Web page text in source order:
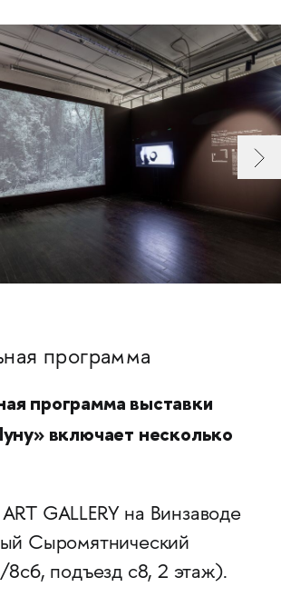
программа
программа выставки
включает несколько
GALLERY на Винзаводе
Сыромятнический
8с6, подъезд с8, 2 этаж).